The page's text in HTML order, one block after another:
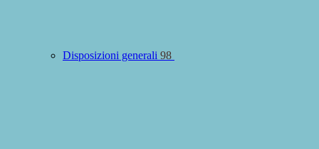
Disposizioni generali 98